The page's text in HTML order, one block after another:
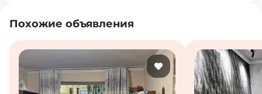
Похожие объявления